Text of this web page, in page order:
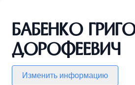
Бабенко
Дорофеевич
Изменить информацию